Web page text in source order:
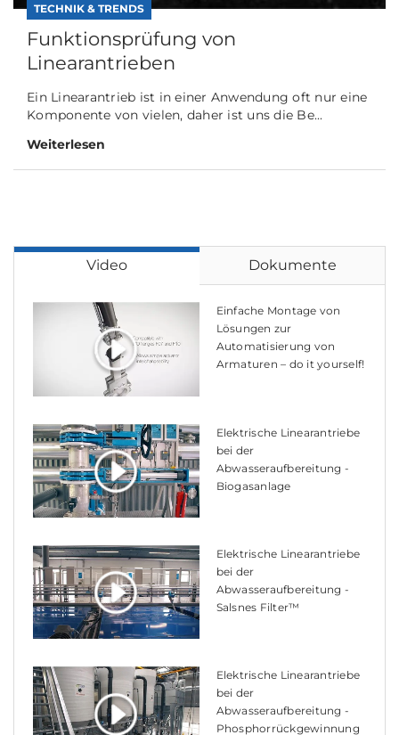
TECHNIK & TRENDS
Funktionsprüfung von
Linearantrieben
Ein Linearantrieb ist in einer Anwendung oft nur eine
Komponente von vielen, daher ist uns die Be...
Weiterlesen
Video Dokumente
Einfache Montage von
Lösungen zur
Automatisierung von
Armaturen – do it yourself!
Elektrische Linearantriebe
bei der
Abwasseraufbereitung -
Biogasanlage
Elektrische Linearantriebe
bei der
Abwasseraufbereitung -
Salsnes Filter™
Elektrische Linearantriebe
bei der
Abwasseraufbereitung -
Phosphorrückgewinnung